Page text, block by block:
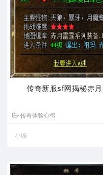
传奇新服sf网揭秘赤
传奇体验心得
小编